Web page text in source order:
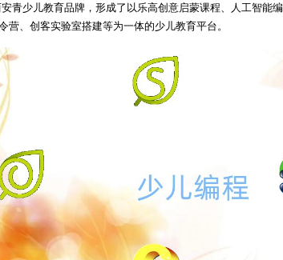
青少儿教育品牌，形成了以乐高创意启蒙课程、人工智
、创客实验室搭建等为一体的少儿教育平台。